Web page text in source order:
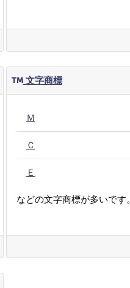
文字商標
Ｍ
Ｃ
Ｅ
などの文字商標が多いです。